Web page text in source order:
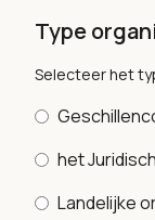
Type
Selecteer het
het
Landelijke